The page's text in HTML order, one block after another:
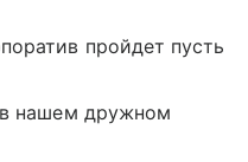
пройдет пусть
в нашем дружном